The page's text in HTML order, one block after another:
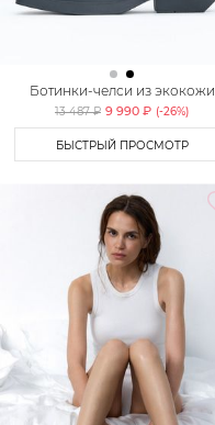
Ботинки-челси из экокожи
Lera Nena Unreal
13 487 ₽ 9 990 ₽ (-26%)
БЫСТРЫЙ ПРОСМОТР